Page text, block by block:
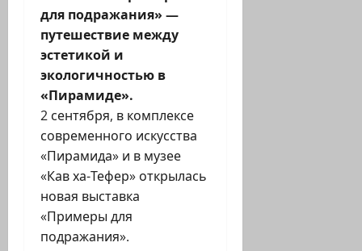
для подражания» —
путешествие между
эстетикой и
экологичностью в
«Пирамиде».
2 сентября, в комплексе
современного искусства
«Пирамида» и в музее
«Кав ха-Тефер» открылась
новая выставка
«Примеры для
подражания».